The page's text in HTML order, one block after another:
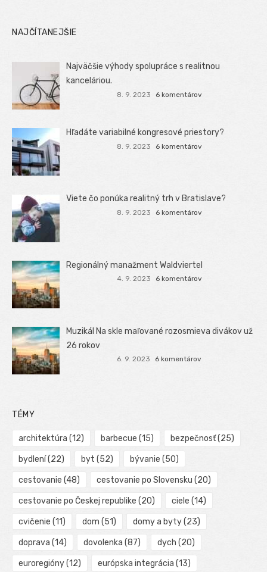
NAJČÍTANEJŠIE
Najväčšie výhody spolupráce s realitnou
kanceláriou.
8. 9. 2023 6 komentárov
Hľadáte variabilné kongresové priestory?
8. 9. 2023 6 komentárov
Viete čo ponúka realitný trh v Bratislave?
8. 9. 2023 6 komentárov
Regionálný manažment Waldviertel
4. 9. 2023 6 komentárov
Muzikál Na skle maľované rozosmieva divákov už
26 rokov
6. 9. 2023 6 komentárov
TÉMY
architektúra (12) barbecue (15) bezpečnosť(25)
bydlení(22) byt (52) bývanie (50)
cestovanie (48) cestovanie po Slovensku (20)
cestovanie po Českej republike (20) ciele (14)
cvičenie (11) dom (51) domy a byty(23)
doprava (14) dovolenka (87) dych (20)
euroregióny(12) európska integrácia (13)